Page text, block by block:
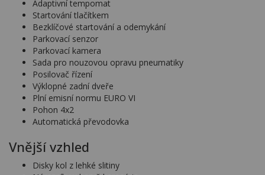
Adaptivní tempomat
Startování tlačítkem
Bezklíčové startování a odemykání
Parkovací senzor
Parkovací kamera
Sada pro nouzovou opravu pneumatiky
Posilovač řízení
Výklopné zadní dveře
Plní emisní normu EURO VI
Pohon 4x2
Automatická převodovka
Vnější vzhled
Disky kol z lehké slitiny